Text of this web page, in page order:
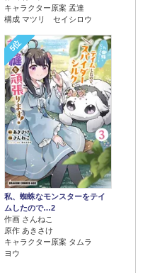
キャラクター原案 孟達
構成 マツリ セイシロウ
5位
私、蜘蛛なモンスターをテイ
ムしたので…2
作画 さんねこ
原作 あきさけ
キャラクター原案 タムラ
ヨウ